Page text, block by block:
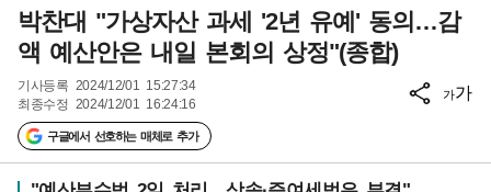
박찬대 "가상자산 과세 '2년 유예' 동의…감
액 예산안은 내일 본회의 상정"(종합)
기사등록 2024/12/01 15:27:34
최종수정 2024/12/01 16:24:16
구글에서 선호하는 매체로 추가
가가